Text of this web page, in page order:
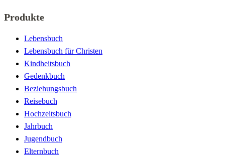
Produkte
Lebensbuch
Lebensbuch für Christen
Kindheitsbuch
Gedenkbuch
Beziehungsbuch
Reisebuch
Hochzeitsbuch
Jahrbuch
Jugendbuch
Elternbuch